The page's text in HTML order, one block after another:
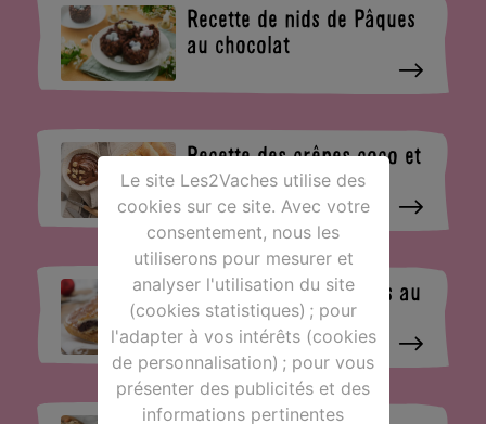
Recette de nids de Pâques
au chocolat
Recette des crêpes coco et
chocolat
Recette galette des rois au
chocolat
Le site Les2Vaches utilise des
cookies sur ce site. Avec votre
consentement, nous les
utiliserons pour mesurer et
analyser l'utilisation du site
(cookies statistiques) ; pour
l'adapter à vos intérêts (cookies
de personnalisation) ; pour vous
présenter des publicités et des
informations pertinentes